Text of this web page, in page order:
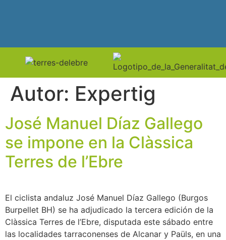
Autor: Expertig
José Manuel Díaz Gallego
se impone en la Clàssica
Terres de l’Ebre
El ciclista andaluz José Manuel Díaz Gallego (Burgos
Burpellet BH) se ha adjudicado la tercera edición de la
Clàssica Terres de l’Ebre, disputada este sábado entre
las localidades tarraconenses de Alcanar y Paüls, en una